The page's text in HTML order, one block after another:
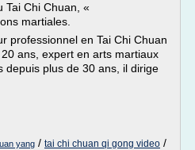
Tai Chi Chuan, «
martiales.
professionnel en Tai Chi Chuan
ans, expert en arts martiaux
depuis plus de 30 ans, il dirige
yang / tai chi chuan qi gong video /